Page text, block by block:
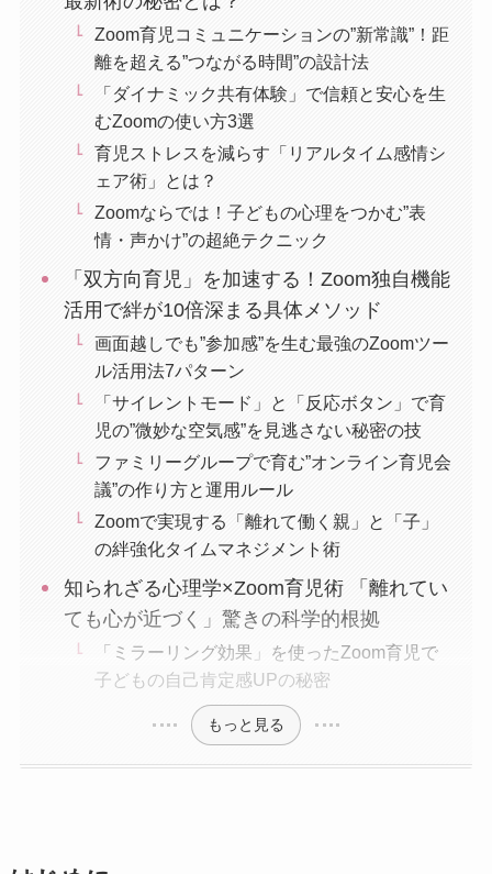
Zoom育児コミュニケーションの”新常識”！距
離を超える”つながる時間”の設計法
「ダイナミック共有体験」で信頼と安心を生
むZoomの使い方3選
育児ストレスを減らす「リアルタイム感情シ
ェア術」とは？
Zoomならでは！子どもの心理をつかむ”表
情・声かけ”の超絶テクニック
「双方向育児」を加速する！Zoom独自機能
活用で絆が10倍深まる具体メソッド
画面越しでも”参加感”を生む最強のZoomツー
ル活用法7パターン
「サイレントモード」と「反応ボタン」で育
児の”微妙な空気感”を見逃さない秘密の技
ファミリーグループで育む”オンライン育児会
議”の作り方と運用ルール
Zoomで実現する「離れて働く親」と「子」
の絆強化タイムマネジメント術
知られざる心理学×Zoom育児術 「離れてい
ても心が近づく」驚きの科学的根拠
「ミラーリング効果」を使ったZoom育児で
子どもの自己肯定感UPの秘密
もっと見る